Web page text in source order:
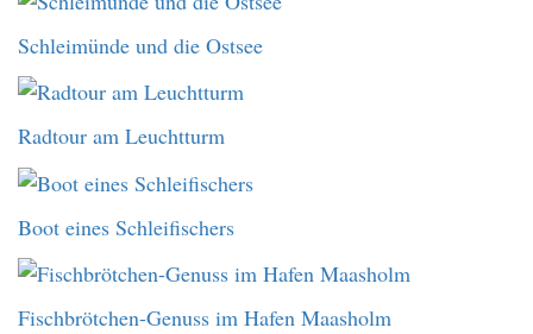
Schleimünde und die Ostsee
Radtour am Leuchtturm
Boot eines Schleifischers
Fischbrötchen-Genuss im Hafen Maasholm